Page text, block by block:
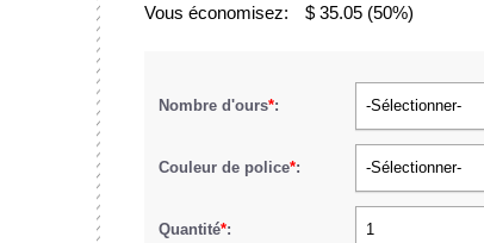
Vous économisez: $ 35.05 (50%)
Nombre d'ours*: -Sélectionner-
Couleur de police*: -Sélectionner-
Quantité*: 1